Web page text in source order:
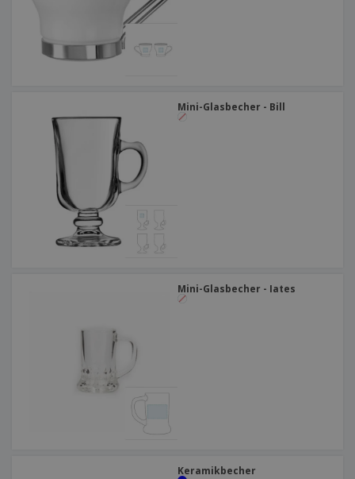
Mini-Glasbecher - Bill
Mini-Glasbecher - Iates
Keramikbecher